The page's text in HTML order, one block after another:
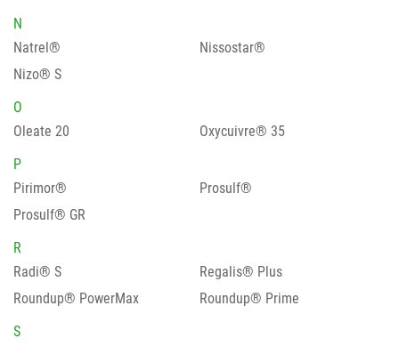
N
Natrel®
Nissostar®
Nizo® S
O
Oleate 20
Oxycuivre® 35
P
Pirimor®
Prosulf®
Prosulf® GR
R
Radi® S
Regalis® Plus
Roundup® PowerMax
Roundup® Prime
S